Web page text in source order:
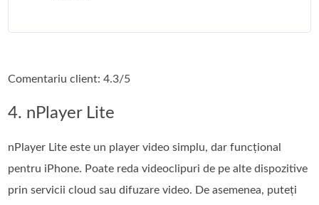
Comentariu client: 4.3/5
4. nPlayer Lite
nPlayer Lite este un player video simplu, dar funcțional
pentru iPhone. Poate reda videoclipuri de pe alte dispozitive
prin servicii cloud sau difuzare video. De asemenea, puteți